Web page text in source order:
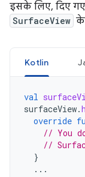
इसके लिए, दिए
SurfaceView के
Kotlin
val
surfaceView.
override
// You
//
}
...